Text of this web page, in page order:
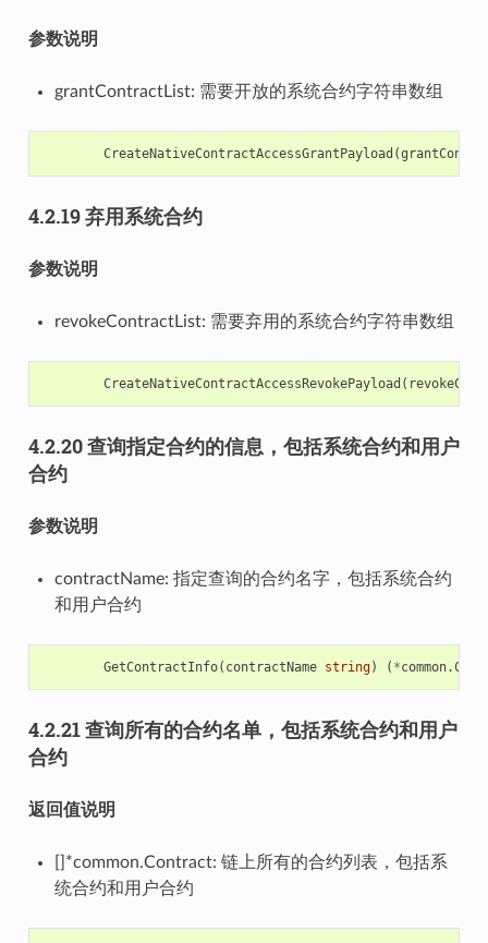
参数说明
grantContractList: 需要开放的系统合约字符串数组
CreateNativeContractAccessGrantPayload (
4.2.19 弃用系统合约
参数说明
revokeContractList: 需要弃用的系统合约字符串数组
CreateNativeContractAccessRevokePayload (
4.2.20 查询指定合约的信息，包括系统合约和用户
合约
参数说明
contractName: 指定查询的合约名字，包括系统合约
和用户合约
GetContractInfo( contractName string) ( *common.
4.2.21 查询所有的合约名单，包括系统合约和用户
合约
返回值说明
[]*common.Contract: 链上所有的合约列表，包括系
统合约和用户合约